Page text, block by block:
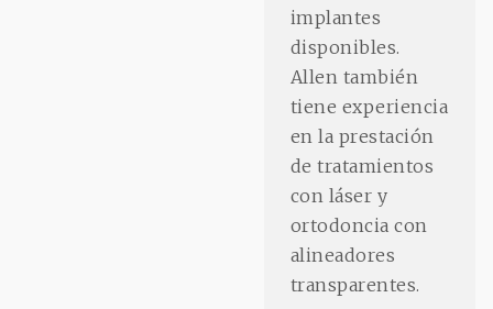
implantes
disponibles.
Allen también
tiene experiencia
en la prestación
de tratamientos
con láser y
ortodoncia con
alineadores
transparentes.